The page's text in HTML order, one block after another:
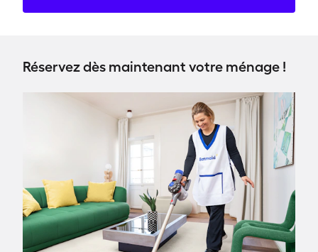
Réservez dès maintenant votre ménage !